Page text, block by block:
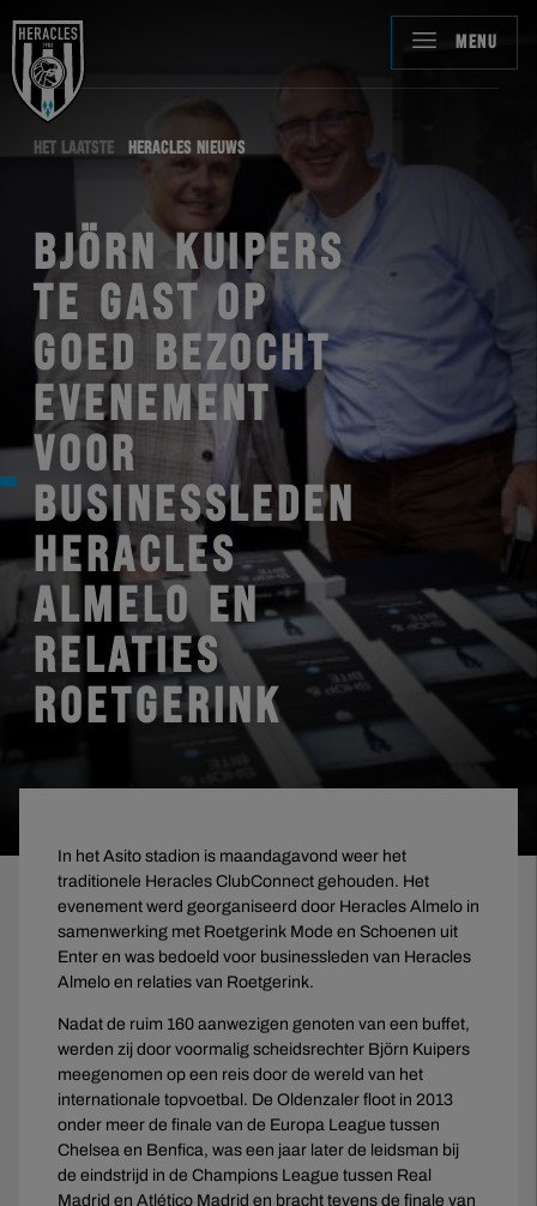
MENU
HET LAATSTE HERACLES NIEUWS
BJÖRN KUIPERS
TE GAST OP
GOED BEZOCHT
EVENEMENT
VOOR
BUSINESSLEDEN
HERACLES
ALMELO EN
RELATIES
ROETGERINK
In het Asito stadion is maandagavond weer het
traditionele Heracles ClubConnect gehouden. Het
evenement werd georganiseerd door Heracles Almelo in
samenwerking met Roetgerink Mode en Schoenen uit
Enter en was bedoeld voor businessleden van Heracles
Almelo en relaties van Roetgerink.
Nadat de ruim 160 aanwezigen genoten van een buffet,
werden zij door voormalig scheidsrechter Björn Kuipers
meegenomen op een reis door de wereld van het
internationale topvoetbal. De Oldenzaler floot in 2013
onder meer de finale van de Europa League tussen
Chelsea en Benfica, was een jaar later de leidsman bij
de eindstrijd in de Champions League tussen Real
Madrid en Atlético Madrid en bracht tevens de finale van